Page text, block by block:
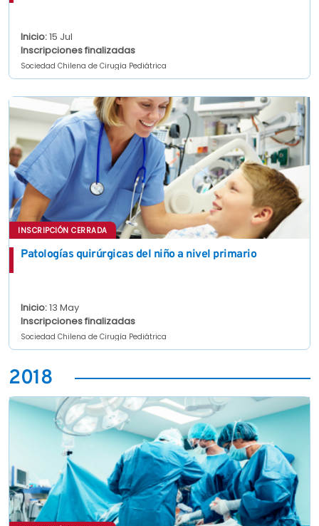
Inicio:15 Jul
Inscripciones finalizadas
Sociedad Chilena de Cirugía Pediátrica
INSCRIPCIÓN CERRADA
Patologías quirúrgicas del niño a nivel primario
Inicio:13 May
Inscripciones finalizadas
Sociedad Chilena de Cirugía Pediátrica
2018